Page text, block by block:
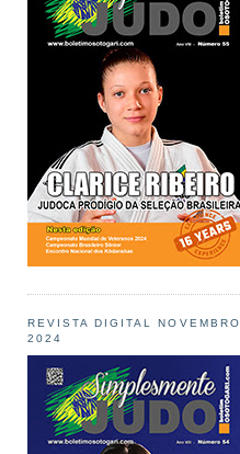
REVISTA DIGITAL NOVEMBRO
2024